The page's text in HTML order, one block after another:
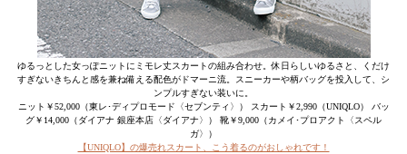
ゆるっとした女っぽニットにミモレ丈スカートの組み合わせ。休日らしいゆるさと、くだけ
すぎないきちんと感を兼ね備える配色がドマーニ流。スニーカーや柄バッグを投入して、シ
ンプルすぎない装いに。
ニット￥52,000（東レ･ディプロモード〈セブンティ〉） スカート￥2,990（UNIQLO） バッ
グ￥14,000（ダイアナ 銀座本店〈ダイアナ〉） 靴￥9,000（カメイ･プロアクト〈スペル
ガ〉）
【UNIQLO】の爆売れスカート、こう着るのがおしゃれです！